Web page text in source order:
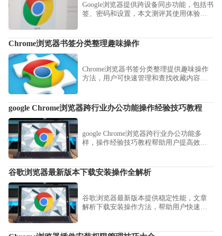
Google浏览器提供跨设备同步功能，包括书
签、密码和设置，本文测评其使用体验和
Chrome浏览器书签分类整理趣味操作
Chrome浏览器书签分类整理提供趣味操作
方法，用户可快速管理和查找收藏内容，
google Chrome浏览器跨行业办公功能操作经验技巧教程
google Chrome浏览器跨行业办公功能多
样，操作经验技巧教程帮助用户提高效
谷歌浏览器最新版本下载安装操作全解析
谷歌浏览器最新版本提供稳定性能，文章
解析下载安装操作方法，帮助用户快速完